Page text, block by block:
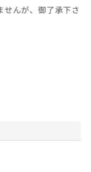
せんが、御了承下さ